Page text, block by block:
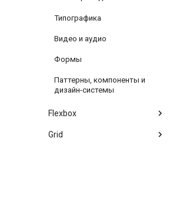
Типографика
Видео и аудио
Формы
Паттерны, компоненты и
дизайн-системы
Flexbox
Grid